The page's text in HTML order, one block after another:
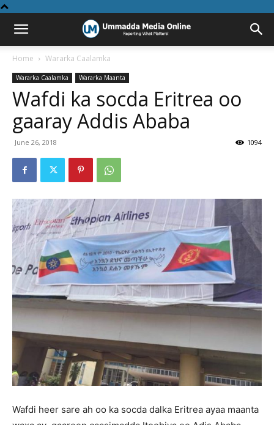
Home Wararka Caalamka
Wararka Caalamka Wararka Maanta
Wafdi ka socda Eritrea oo
gaaray Addis Ababa
June 26, 2018 1094
Wafdi heer sare ah oo ka socda dalka Eritrea ayaa maanta